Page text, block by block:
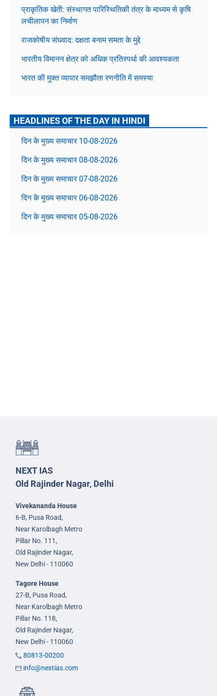
प्राकृतिक खेती: संस्थागत पारिस्थितिकी तंत्र के माध्यम से कृषि
लचीलापन का निर्माण
राजकोषीय संघवाद: दक्षता बनाम समता के मुद्दे
भारतीय विमानन क्षेत्र को अधिक प्रतिस्पर्धा की आवश्यकता
भारत की मुक्त व्यापार समझौता रणनीति में समस्या
HEADLINES OF THE DAY IN HINDI
दिन के मुख्य समाचार 10-08-2026
दिन के मुख्य समाचार 08-08-2026
दिन के मुख्य समाचार 07-08-2026
दिन के मुख्य समाचार 06-08-2026
दिन के मुख्य समाचार 05-08-2026
NEXT IAS
Old Rajinder Nagar, Delhi
Vivekananda House
6-B, Pusa Road,
Near Karolbagh Metro
Pillar No. 111,
Old Rajinder Nagar,
New Delhi - 110060
Tagore House
27-B, Pusa Road,
Near Karolbagh Metro
Pillar No. 118,
Old Rajinder Nagar,
New Delhi - 110060
80813-00200
info@nextias.com